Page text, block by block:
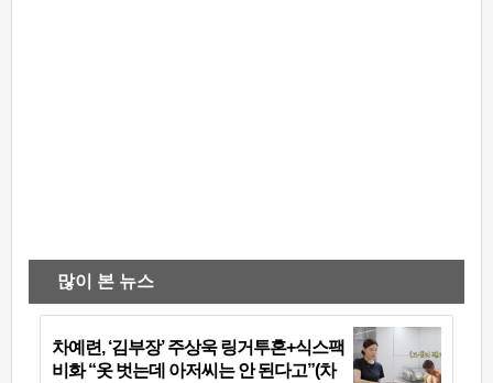
많이 본 뉴스
차예련, ‘김부장’ 주상욱 링거투혼+식스팩
비화 “옷 벗는데 아저씨는 안 된다고”(차